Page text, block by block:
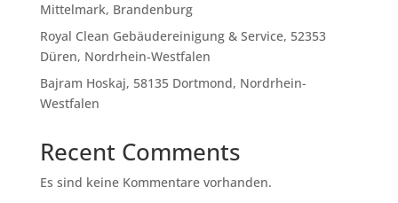
Mittelmark, Brandenburg
Royal Clean Gebäudereinigung & Service, 52353
Düren, Nordrhein-Westfalen
Bajram Hoskaj, 58135 Dortmond, Nordrhein-
Westfalen
Recent Comments
Es sind keine Kommentare vorhanden.